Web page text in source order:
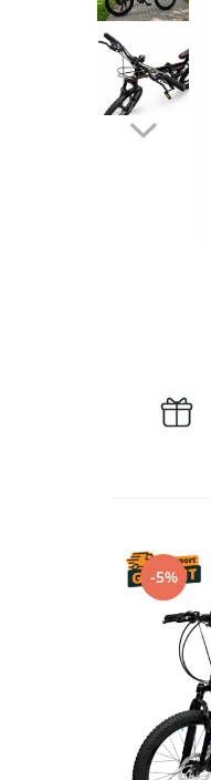
Pilote cu blăniță
-5%